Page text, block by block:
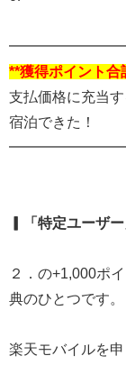
**獲得ポイント合
支払価格に充当
宿泊できた！
「特定ユーザ
２．の+1,000ポ
典のひとつです。
楽天モバイルを申